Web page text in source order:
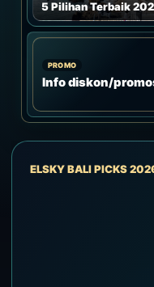
5 Pilihan Terbaik
PROMO
Info diskon/
ELSKY BALI PICKS